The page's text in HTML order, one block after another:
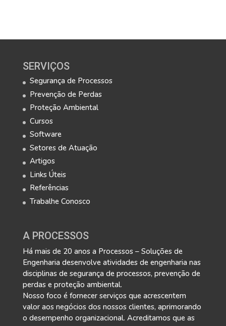
SERVIÇOS
Segurança de Processos
Prevenção de Perdas
Proteção Ambiental
Cursos
Software
Setores de Atuação
Artigos
Links Úteis
Referências
Trabalhe Conosco
A PROCESSOS
Há mais de 20 anos a Processos – Soluções de
Engenharia desenvolve atividades de engenharia nas
disciplinas de segurança de processos, prevenção de
perdas e proteção ambiental.
Nosso foco é fornecer serviços que acrescentem
valor aos negócios dos nossos clientes, aprimorando
o desempenho organizacional. Acreditamos que as